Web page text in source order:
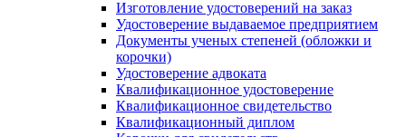
Изготовление удостоверений на заказ
Удостоверение выдаваемое предприятием
Документы ученых степеней (обложки и
корочки)
Удостоверение адвоката
Квалификационное удостоверение
Квалификационное свидетельство
Квалификационный диплом